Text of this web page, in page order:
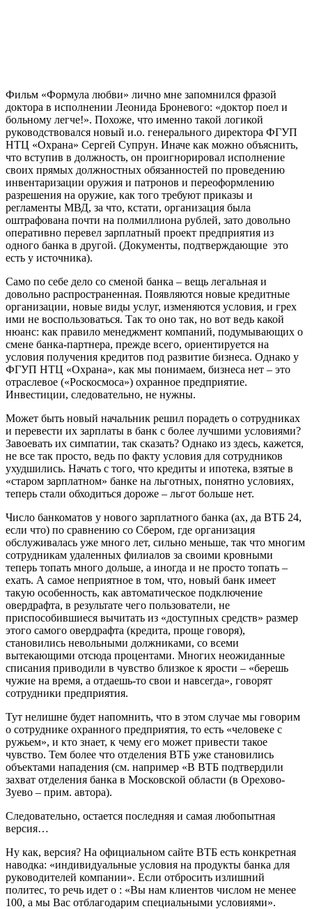
Фильм «Формула любви» лично мне запомнился фразой
доктора в исполнении Леонида Броневого: «доктор поел и
больному легче!». Похоже, что именно такой логикой
руководствовался новый и.о. генерального директора ФГУП
НТЦ «Охрана» Сергей Супрун. Иначе как можно объяснить,
что вступив в должность, он проигнорировал исполнение
своих прямых должностных обязанностей по проведению
инвентаризации оружия и патронов и переоформлению
разрешения на оружие, как того требуют приказы и
регламенты МВД, за что, кстати, организация была
оштрафована почти на полмиллиона рублей, зато довольно
оперативно перевел зарплатный проект предприятия из
одного банка в другой. (Документы, подтверждающие это
есть у источника).
Само по себе дело со сменой банка – вещь легальная и
довольно распространенная. Появляются новые кредитные
организации, новые виды услуг, изменяются условия, и грех
ими не воспользоваться. Так то оно так, но вот ведь какой
нюанс: как правило менеджмент компаний, подумывающих о
смене банка-партнера, прежде всего, ориентируется на
условия получения кредитов под развитие бизнеса. Однако у
ФГУП НТЦ «Охрана», как мы понимаем, бизнеса нет – это
отраслевое («Роскосмоса») охранное предприятие.
Инвестиции, следовательно, не нужны.
Может быть новый начальник решил порадеть о сотрудниках
и перевести их зарплаты в банк с более лучшими условиями?
Завоевать их симпатии, так сказать? Однако из здесь, кажется,
не все так просто, ведь по факту условия для сотрудников
ухудшились. Начать с того, что кредиты и ипотека, взятые в
«старом зарплатном» банке на льготных, понятно условиях,
теперь стали обходиться дороже – льгот больше нет.
Число банкоматов у нового зарплатного банка (ах, да ВТБ 24,
если что) по сравнению со Сбером, где организация
обслуживалась уже много лет, сильно меньше, так что многим
сотрудникам удаленных филиалов за своими кровными
теперь топать много дольше, а иногда и не просто топать –
ехать. А самое неприятное в том, что, новый банк имеет
такую особенность, как автоматическое подключение
овердрафта, в результате чего пользователи, не
приспособившиеся вычитать из «доступных средств» размер
этого самого овердрафта (кредита, проще говоря),
становились невольными должниками, со всеми
вытекающими отсюда процентами. Многих неожиданные
списания приводили в чувство близкое к ярости – «берешь
чужие на время, а отдаешь-то свои и навсегда», говорят
сотрудники предприятия.
Тут нелишне будет напомнить, что в этом случае мы говорим
о сотруднике охранного предприятия, то есть «человеке с
ружьем», и кто знает, к чему его может привести такое
чувство. Тем более что отделения ВТБ уже становились
объектами нападения (см. например «В ВТБ подтвердили
захват отделения банка в Московской области (в Орехово-
Зуево – прим. автора).
Следовательно, остается последняя и самая любопытная
версия…
Ну как, версия? На официальном сайте ВТБ есть конкретная
наводка: «индивидуальные условия на продукты банка для
руководителей компании». Если отбросить излишний
политес, то речь идет о : «Вы нам клиентов числом не менее
100, а мы Вас отблагодарим специальными условиями».